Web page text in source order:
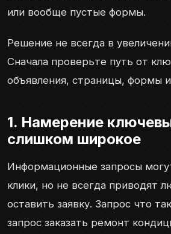
или вообще пустые формы.
Решение не всегда в
Сначала проверьте путь от
объявления, страницы, формы
1. Намерение
слишком широкое
Информационные запросы
клики, но не всегда приводят
оставить заявку. Запрос что
запрос заказать ремонт